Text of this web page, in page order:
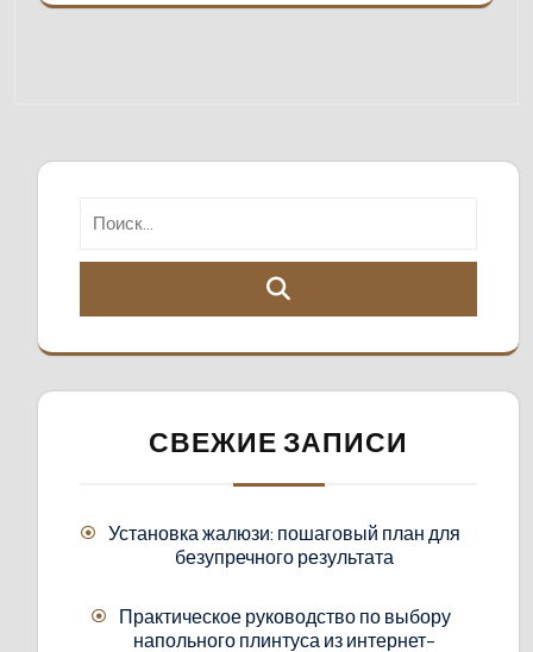
СВЕЖИЕ ЗАПИСИ
Установка жалюзи: пошаговый план для
безупречного результата
Практическое руководство по выбору
напольного плинтуса из интернет-